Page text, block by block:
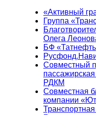
«Активный
Группа
Олега
БФ
Совместный
РДКМ
Совместная
компании